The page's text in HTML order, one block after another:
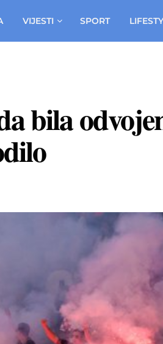
VIJESTI SPORT
bila